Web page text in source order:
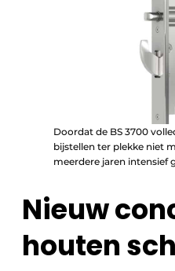
Doordat de BS 3700
bijstellen ter plekke niet
meerdere jaren intensief
Nieuw
houten